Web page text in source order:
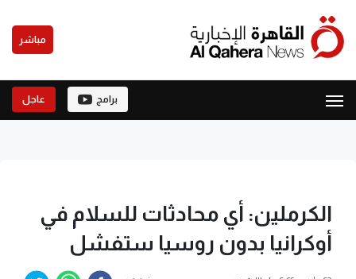
مباشر
برامج عاجل
الكرملين: أي محادثات للسلام في
أوكرانيا بدون روسيا ستفشل